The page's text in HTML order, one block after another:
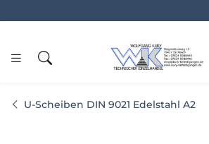
U-Scheiben DIN 9021 Edelstahl A2